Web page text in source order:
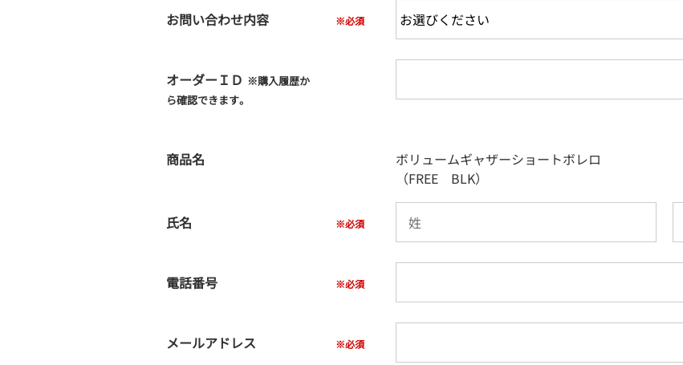
お問い合わせ内容
オーダーＩＤ ※購入履歴か
ら確認できます。
商品名
ボリュームギャザーショートボレロ
（FREE BLK）
氏名
電話番号
メールアドレス